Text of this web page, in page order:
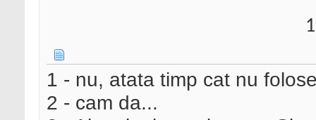
1 - nu, atata timp cat nu
2 - cam da...